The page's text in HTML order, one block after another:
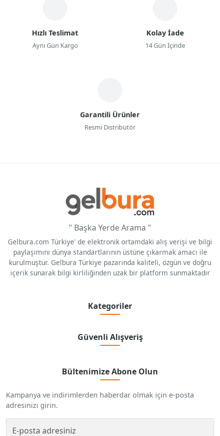
Hızlı Teslimat
Aynı Gün Kargo
Kolay İade
14 Gün İçinde
Garantili Ürünler
Resmi Distribütör
" Başka Yerde Arama "
Gelbura.com Türkiye' de elektronik ortamdaki alış verişi ve bilgi
paylaşımını dünya standartlarının üstüne çıkarmak amacı ile
kurulmuştur. Gelbura Türkiye pazarında kaliteli, özgün ve doğru
içerik sunarak bilgi kirliliğinden uzak bir platform sunmaktadır
Kategoriler
Güvenli Alışveriş
Bültenimize Abone Olun
Kampanya ve indirimlerden haberdar olmak için e-posta
adresinizi girin.